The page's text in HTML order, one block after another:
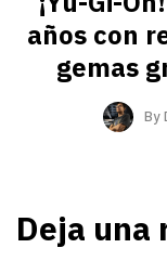
años con
gemas
By
Deja una